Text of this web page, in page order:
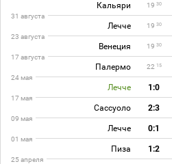
Кальяри 19 30
31 августа
Лечче 19 30
23 августа
Венеция 19 30
17 августа
Палермо 22 15
24 мая
Лечче 1:0
17 мая
Сассуоло 2:3
09 мая
Лечче 0:1
01 мая
Пиза 1:2
25 апреля